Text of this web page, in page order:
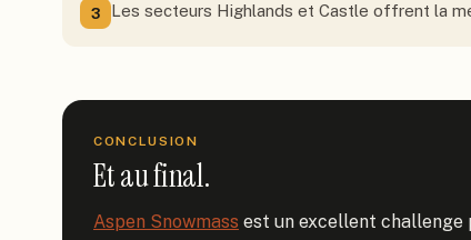
3 Les secteurs Highlands et Castle offrent la
CONCLUSION
Et au final.
Aspen Snowmass est un excellent challenge